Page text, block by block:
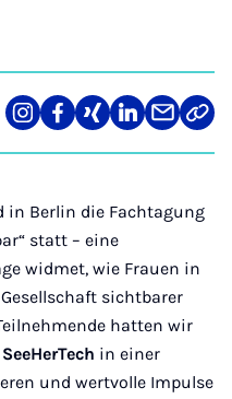
Share
on
Teilen
auf
Teilen
auf
Teilen
auf
Teilen
über
Mail
Link
in Berlin die Fachtagung
statt – eine
widmet, wie Frauen in
sichtbarer
hatten wir
SeeHerTech in einer
und wertvolle Impulse